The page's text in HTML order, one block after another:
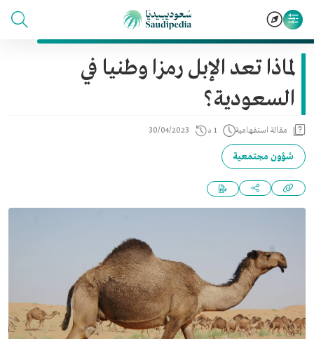
لماذا تعد الإبل رمزا وطنيا في
السعودية؟
مقالة استفهامية 1 د 30/04/2023
شؤون مجتمعية